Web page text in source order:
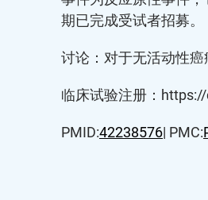
期已完成受试者招募。
讨论：对于无活动性癌
临床试验注册：
PMID:42238576| PMC: